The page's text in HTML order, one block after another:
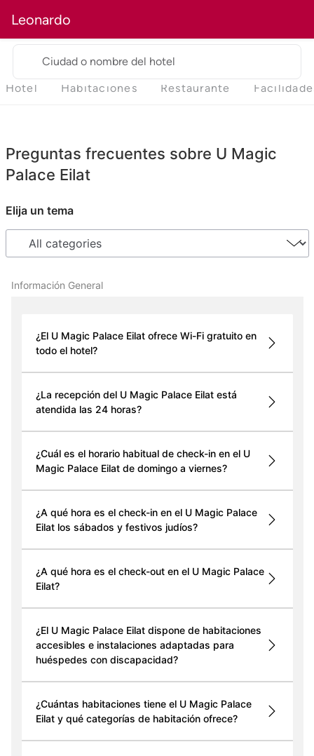
Leonardo
Ciudad o nombre del hotel
Hotel Habitaciones Restaurante
Preguntas frecuentes sobre U Magic
Palace Eilat
Elija un tema
Información General
¿El U Magic Palace Eilat ofrece Wi-Fi gratuito en
todo el hotel?
¿La recepción del U Magic Palace Eilat está
atendida las 24 horas?
¿Cuál es el horario habitual de check-in en el U
Magic Palace Eilat de domingo a viernes?
¿A qué hora es el check-in en el U Magic Palace
Eilat los sábados y festivos judíos?
¿A qué hora es el check-out en el U Magic Palace
Eilat?
¿El U Magic Palace Eilat dispone de habitaciones
accesibles e instalaciones adaptadas para
huéspedes con discapacidad?
¿Cuántas habitaciones tiene el U Magic Palace
Eilat y qué categorías de habitación ofrece?